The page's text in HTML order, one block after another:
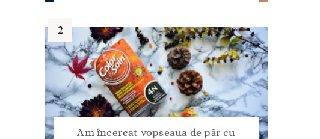
Am încercat vopseaua de păr cu